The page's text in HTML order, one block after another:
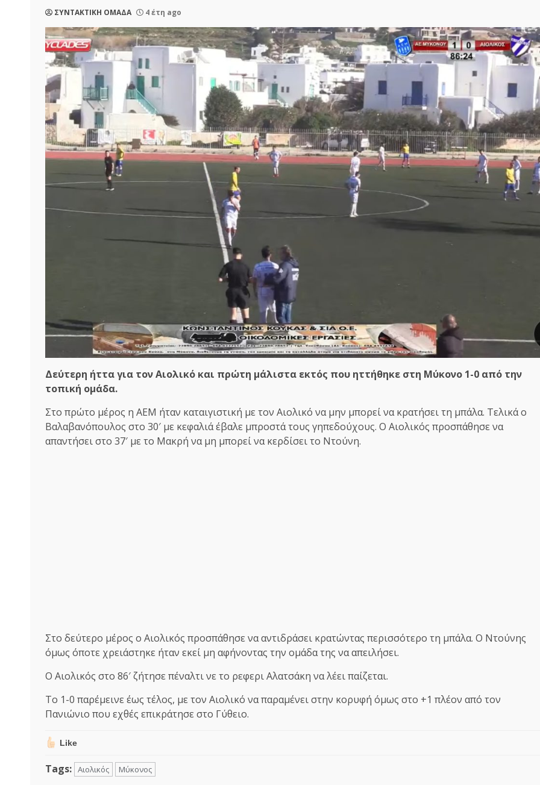
ΣΥΝΤΑΚΤΙΚΗ ΟΜΑΔΑ 4 έτη ago
Δεύτερη ήττα για τον Αιολικό και πρώτη μάλιστα εκτός που ηττήθηκε στη Μύκονο 1-0 από την
τοπική ομάδα.
Στο πρώτο μέρος η ΑΕΜ ήταν καταιγιστική με τον Αιολικό να μην μπορεί να κρατήσει τη μπάλα. Τελικά ο
Βαλαβανόπουλος στο 30′ με κεφαλιά έβαλε μπροστά τους γηπεδούχους. Ο Αιολικός προσπάθησε να
απαντήσει στο 37′ με το Μακρή να μη μπορεί να κερδίσει το Ντούνη.
Στο δεύτερο μέρος ο Αιολικός προσπάθησε να αντιδράσει κρατώντας περισσότερο τη μπάλα. Ο Ντούνης
όμως όποτε χρειάστηκε ήταν εκεί μη αφήνοντας την ομάδα της να απειλήσει.
Ο Αιολικός στο 86′ ζήτησε πέναλτι νε το ρεφερι Αλατσάκη να λέει παίζεται.
Το 1-0 παρέμεινε έως τέλος, με τον Αιολικό να παραμένει στην κορυφή όμως στο +1 πλέον από τον
Πανιώνιο που εχθές επικράτησε στο Γύθειο.
Like
Tags: Αιολικός Μύκονος